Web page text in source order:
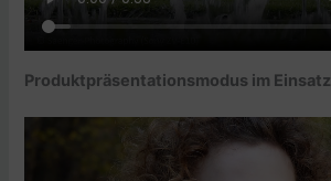
Produktpräsentationsmodus im Einsatz